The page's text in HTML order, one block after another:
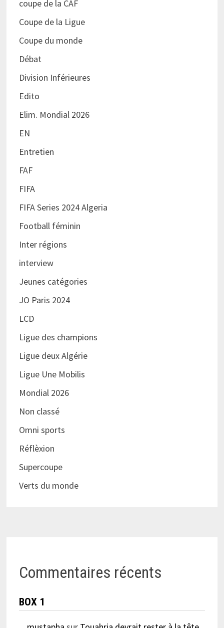
coupe de la CAF
Coupe de la Ligue
Coupe du monde
Débat
Division Inférieures
Edito
Elim. Mondial 2026
EN
Entretien
FAF
FIFA
FIFA Series 2024 Algeria
Football féminin
Inter régions
interview
Jeunes catégories
JO Paris 2024
LCD
Ligue des champions
Ligue deux Algérie
Ligue Une Mobilis
Mondial 2026
Non classé
Omni sports
Réflèxion
Supercoupe
Verts du monde
Commentaires récents
BOX 1